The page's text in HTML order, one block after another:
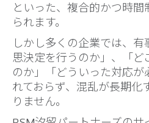
といった、複合的かつ時
られます。
しかし多くの企業では、
思決定を行うのか」、「ど
のか」「どういった対応が
れておらず、混乱が長期化
りません。